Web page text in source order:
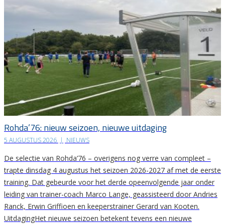
Rohda’76: nieuw seizoen, nieuwe uitdaging
5 AUGUSTUS 2026 | NIEUWS
De selectie van Rohda’76 – overigens nog verre van compleet –
trapte dinsdag 4 augustus het seizoen 2026-2027 af met de eerste
training. Dat gebeurde voor het derde opeenvolgende jaar onder
leiding van trainer-coach Marco Lange, geassisteerd door Andries
Ranck, Erwin Griffioen en keeperstrainer Gerard van Kooten.
UitdagingHet nieuwe seizoen betekent tevens een nieuwe